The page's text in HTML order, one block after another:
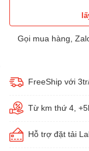
Gọi mua hàng,
FreeShip với
Từ km thứ 4,
Hỗ trợ đặt tải